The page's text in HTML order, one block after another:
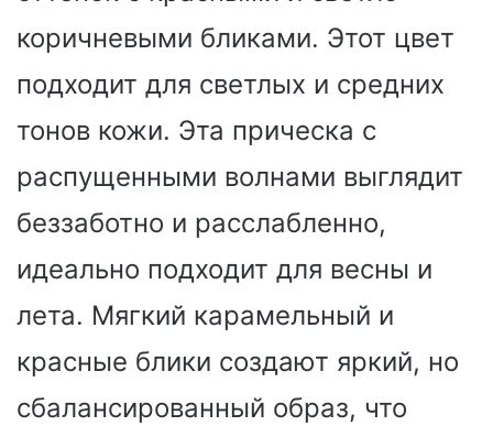
коричневыми бликами. Этот цвет
подходит для светлых и средних
тонов кожи. Эта прическа с
распущенными волнами выглядит
беззаботно и расслабленно,
идеально подходит для весны и
лета. Мягкий карамельный и
красные блики создают яркий, но
сбалансированный образ, что